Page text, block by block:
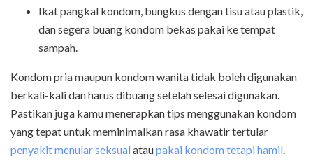
Ikat pangkal kondom, bungkus dengan tisu atau plastik,
dan segera buang kondom bekas pakai ke tempat
sampah.
Kondom pria maupun kondom wanita tidak boleh digunakan
berkali-kali dan harus dibuang setelah selesai digunakan.
Pastikan juga kamu menerapkan tips menggunakan kondom
yang tepat untuk meminimalkan rasa khawatir tertular
penyakit menular seksualataupakai kondom tetapi hamil